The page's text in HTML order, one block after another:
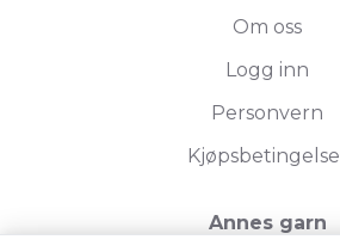
Om oss
Logg inn
Personvern
Annes garn